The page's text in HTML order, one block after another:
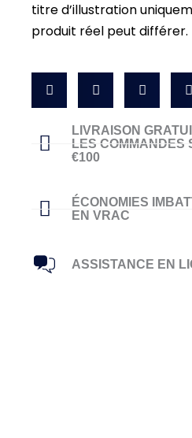
titre d’illustration
produit réel peut différer.
LIVRAISON
LES COMMANDES
€100
ÉCONOMIES
EN VRAC
ASSISTANCE EN